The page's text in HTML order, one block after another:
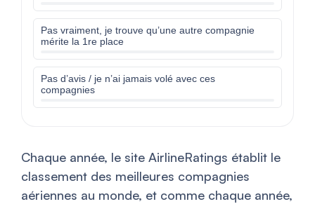
Pas vraiment, je trouve qu’une autre compagnie
mérite la 1re place
Pas d’avis / je n’ai jamais volé avec ces
compagnies
Chaque année, le site AirlineRatings établit le
classement des meilleures compagnies
aériennes au monde, et comme chaque année,